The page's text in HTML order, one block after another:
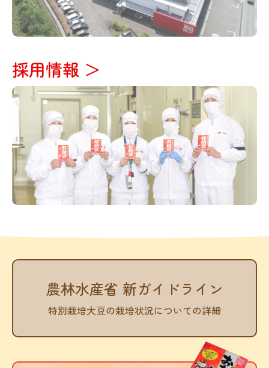
採用情報 ＞
農林水産省 新ガイドライン
特別栽培大豆の栽培状況についての詳細